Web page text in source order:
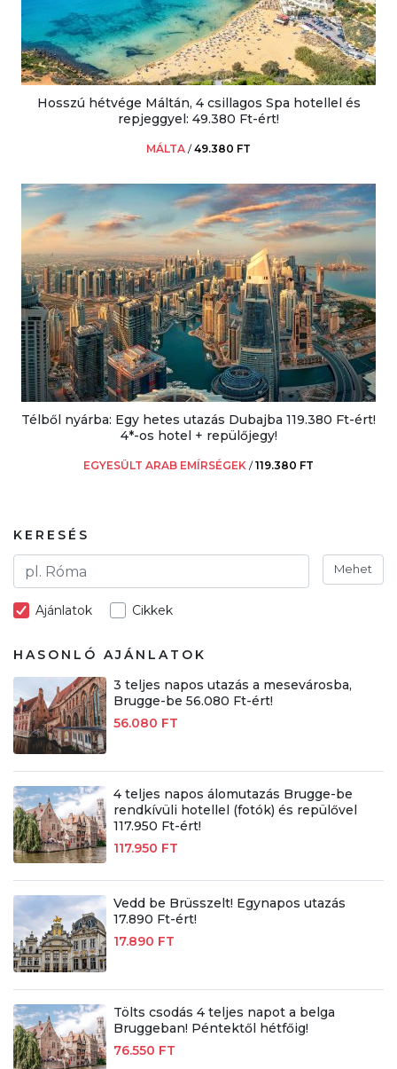
Hosszú hétvége Máltán, 4 csillagos Spa hotellel és
repjeggyel: 49.380 Ft-ért!
MÁLTA /49.380 FT
Télből nyárba: Egy hetes utazás Dubajba 119.380 Ft-ért!
4*-os hotel + repülőjegy!
EGYESÜLT ARAB EMÍRSÉGEK /119.380 FT
KERESÉS
Mehet
Ajánlatok Cikkek
HASONLÓ AJÁNLATOK
3 teljes napos utazás a mesevárosba,
Brugge-be 56.080 Ft-ért!
56.080 FT
4 teljes napos álomutazás Brugge-be
rendkívüli hotellel (fotók) és repülővel
117.950 Ft-ért!
117.950 FT
Vedd be Brüsszelt! Egynapos utazás
17.890 Ft-ért!
17.890 FT
Tölts csodás 4 teljes napot a belga
Bruggeban! Péntektől hétfőig!
76.550 FT